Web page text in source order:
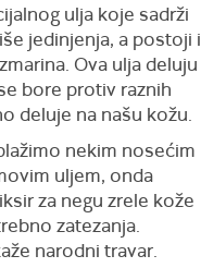
ulja koje sadrži
jedinjenja, a postoji i
Ova ulja deluju
bore protiv raznih
deluje na našu kožu.
nekim nosećim
uljem, onda
za negu zrele kože
zatezanja.
narodni travar.